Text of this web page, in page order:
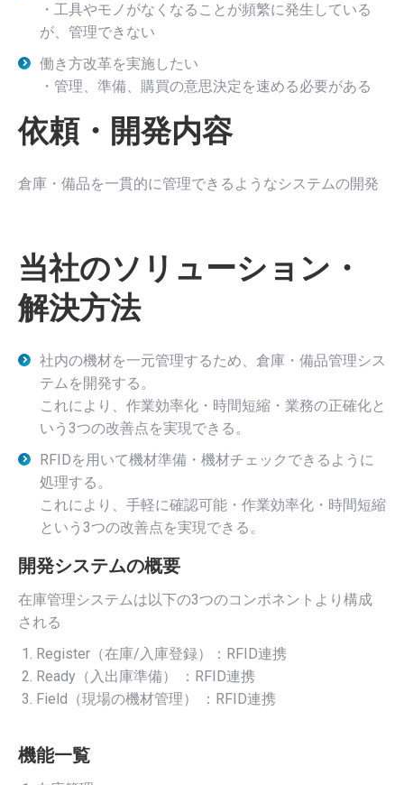
・工具やモノがなくなることが頻繁に発生している
が、管理できない
働き方改革を実施したい
・管理、準備、購買の意思決定を速める必要がある
依頼・開発内容
倉庫・備品を一貫的に管理できるようなシステムの開発
当社のソリューション・
解決方法
社内の機材を一元管理するため、倉庫・備品管理シス
テムを開発する。
これにより、作業効率化・時間短縮・業務の正確化と
いう3つの改善点を実現できる。
RFIDを用いて機材準備・機材チェックできるように
処理する。
これにより、手軽に確認可能・作業効率化・時間短縮
という3つの改善点を実現できる。
開発システムの概要
在庫管理システムは以下の3つのコンポネントより構成
される
Register（在庫/入庫登録）：RFID連携
Ready（入出庫準備） ：RFID連携
Field（現場の機材管理） ：RFID連携
機能一覧